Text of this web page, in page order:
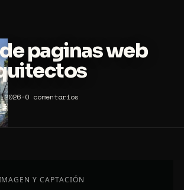
paginas web
·2026·0 comentarios
Y CAPTACIÓN